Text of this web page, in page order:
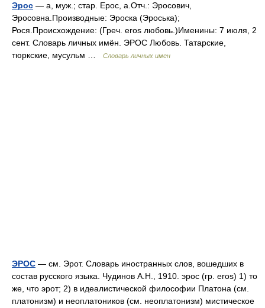
Эрос — а, муж.; стар. Ерос, а.Отч.: Эросович,
Эросовна.Производные: Эроска (Эроська);
Рося.Происхождение: (Греч. eros любовь.)Именины: 7 июля, 2
сент. Словарь личных имён. ЭРОС Любовь. Татарские,
тюркские, мусульм …
Словарь личных имен
ЭРОС — см. Эрот. Словарь иностранных слов, вошедших в
состав русского языка. Чудинов А.Н., 1910. эрос (гр. eros) 1) то
же, что эрот; 2) в идеалистической философии Платона (см.
платонизм) и неоплатоников (см. неоплатонизм) мистическое